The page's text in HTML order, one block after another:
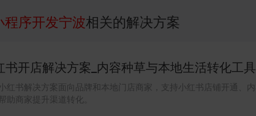
程序开发宁波相关的解决方案
书开店解决方案_内容种草与本地生活转化工
红书解决方案面向品牌和本地门店商家，支持小红书店铺开通、
助商家提升渠道转化。